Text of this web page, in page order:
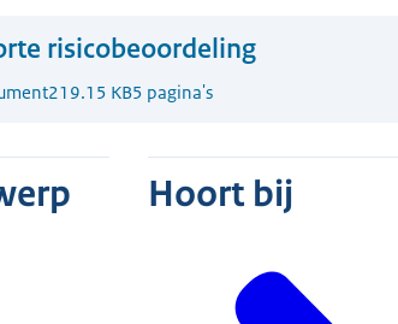
risicobeoordeling
219.15 KB5 pagina's
Hoort bij